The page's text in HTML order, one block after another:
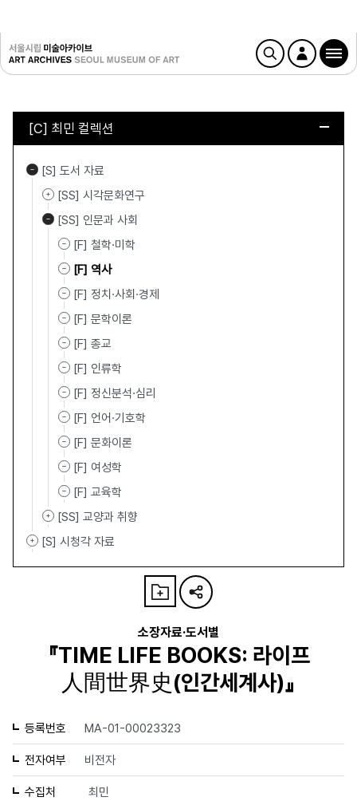
[C] 최민 컬렉션
[S] 도서 자료
[SS] 시각문화연구
[SS] 인문과 사회
[F] 철학·미학
[F] 역사
[F] 정치·사회·경제
[F] 문학이론
[F] 종교
[F] 인류학
[F] 정신분석·심리
[F] 언어·기호학
[F] 문화이론
[F] 여성학
[F] 교육학
[SS] 교양과 취향
[S] 시청각 자료
소장자료·도서별
『TIME LIFE BOOKS: 라이프
人間世界史(인간세계사)』
등록번호 MA-01-00023323
전자여부 비전자
수집처 최민